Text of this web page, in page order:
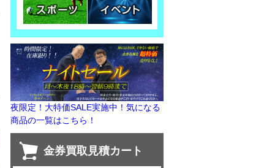
夜限定！大特価SALE実施中！気になる
商品の一覧はこちら！
金券買取見積カート